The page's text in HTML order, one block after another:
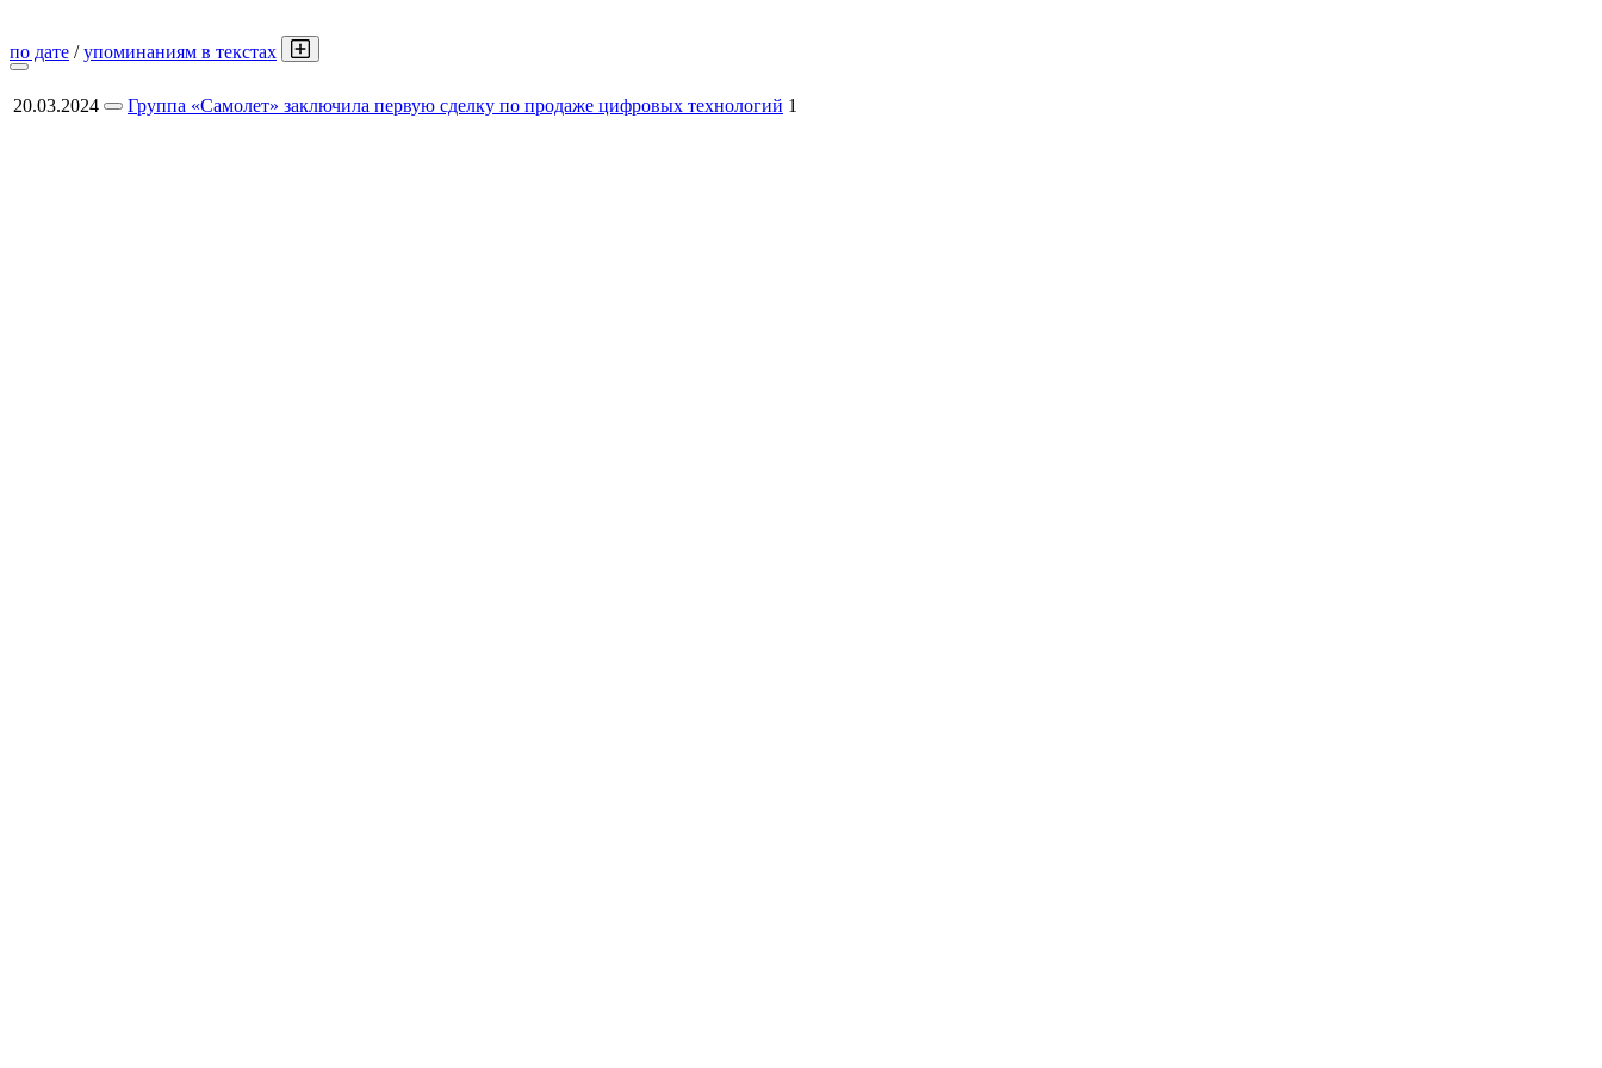
по дате /упоминаниям в текстах
20.03.2024 Группа «Самолет» заключила первую сделку по продаже цифровых технологий 1